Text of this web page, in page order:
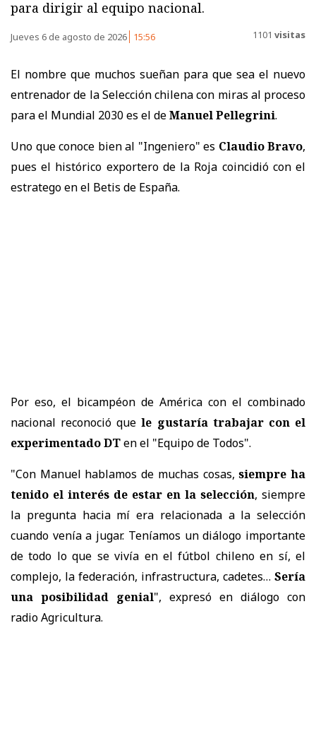
para dirigir al equipo nacional.
Jueves 6 de agosto de 2026 15:56 1101 visitas
El nombre que muchos sueñan para que sea el nuevo
entrenador de la Selección chilena con miras al proceso
para el Mundial 2030 es el deManuel Pellegrini.
Uno que conoce bien al "Ingeniero" es Claudio Bravo,
pues el histórico exportero de la Roja coincidió con el
estratego en el Betis de España.
Por eso, el bicampéon de América con el combinado
nacional reconoció quele gustaría trabajar con el
experimentado DTen el "Equipo de Todos".
"Con Manuel hablamos de muchas cosas,siempre ha
tenido el interés de estar en la selección, siempre
la pregunta hacia mí era relacionada a la selección
cuando venía a jugar. Teníamos un diálogo importante
de todo lo que se vivía en el fútbol chileno en sí, el
complejo, la federación, infrastructura, cadetes… Sería
una posibilidad genial", expresó en diálogo con
radio Agricultura.